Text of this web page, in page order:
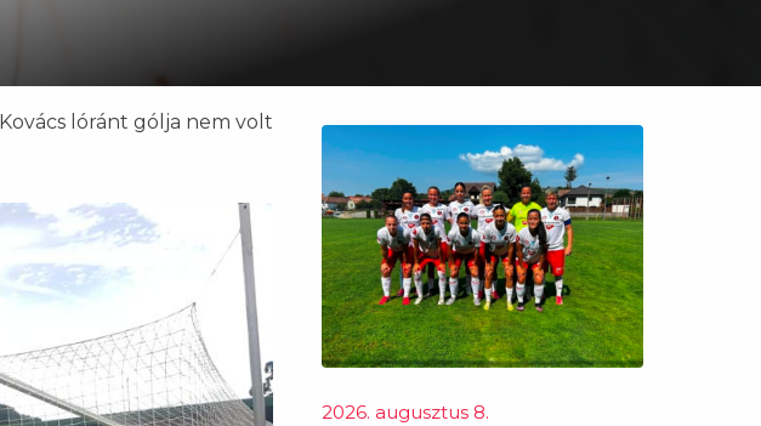
lóránt gólja nem volt
2026. augusztus 8.